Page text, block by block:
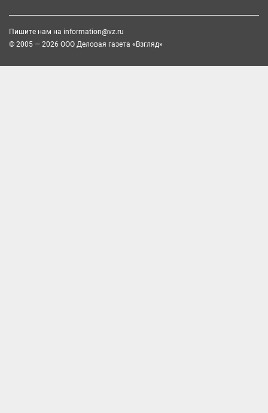
Пишите нам на information@vz.ru
© 2005 — 2026 ООО Деловая газета «Взгляд»